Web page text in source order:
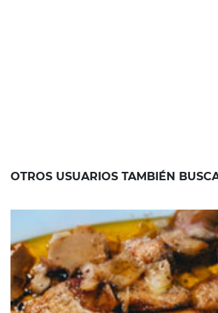
OTROS USUARIOS TAMBIÉN